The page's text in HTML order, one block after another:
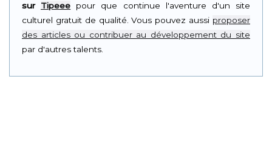
sur Tipeee pour que continue l'aventure d'un site
culturel gratuit de qualité. Vous pouvez aussi proposer
des articles ou contribuer au développement du site
par d'autres talents.